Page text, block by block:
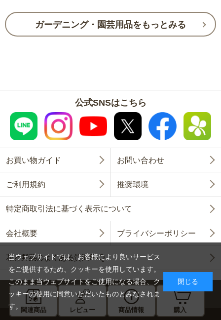
関連商品 レビュー 商品情報 購入
ガーデニング・園芸用品をもっとみる
公式SNSはこちら
お買い物ガイド お問い合わせ
ご利用規約 推奨環境
特定商取引法に基づく表示について
会社概要 プライバシーポリシー
花と野菜のよくある質問FAQ
Copyright © SAKATA SEED CORPORATION All Rights Reserved.
当ウェブサイトでは、お客様により良いサービス
をご提供するため、クッキーを使用しています。
このまま当ウェブサイトをご使用になる場合、ク
ッキーの使用に同意いただいたものとみなされま
す。
閉じる